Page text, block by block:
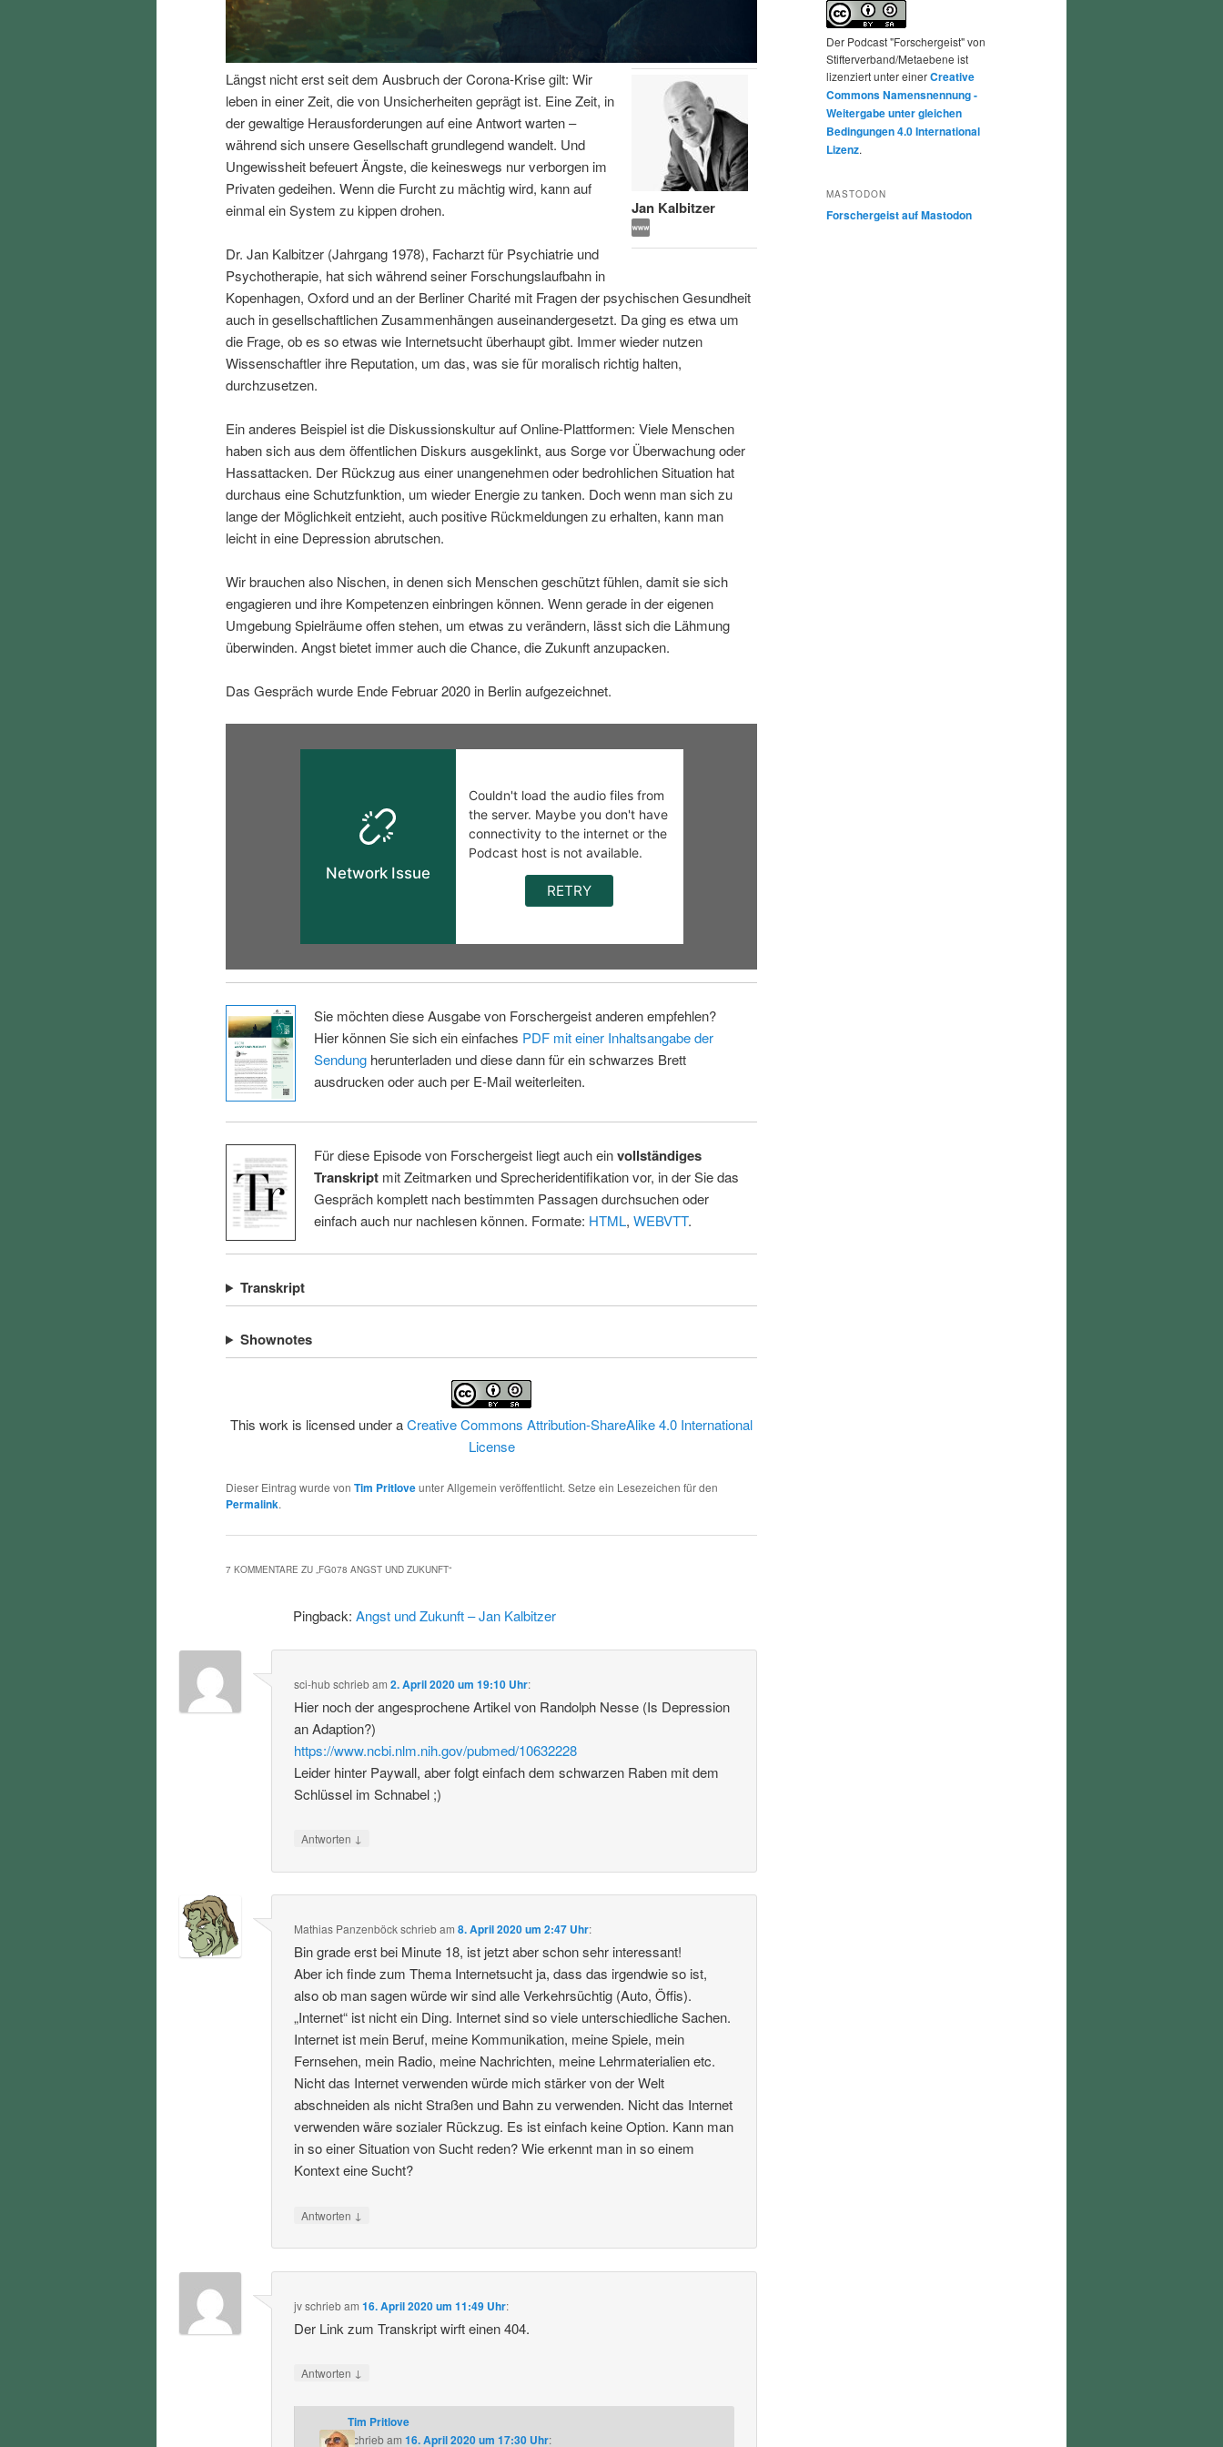
I
s
p
r
i
n
g
n
e
l
t
s
p
r
i
g
e
n
Jan Kalbitzer
Längst nicht erst seit dem Ausbruch der Corona-Krise gilt: Wir
leben in einer Zeit, die von Unsicherheiten geprägt ist. Eine Zeit, in
der gewaltige Herausforderungen auf eine Antwort warten –
während sich unsere Gesellschaft grundlegend wandelt. Und
Ungewissheit befeuert Ängste, die keineswegs nur verborgen im
Privaten gedeihen. Wenn die Furcht zu mächtig wird, kann auf
einmal ein System zu kippen drohen.
Dr. Jan Kalbitzer (Jahrgang 1978), Facharzt für Psychiatrie und
Psychotherapie, hat sich während seiner Forschungslaufbahn in
Kopenhagen, Oxford und an der Berliner Charité mit Fragen der psychischen Gesundheit
auch in gesellschaftlichen Zusammenhängen auseinandergesetzt. Da ging es etwa um
die Frage, ob es so etwas wie Internetsucht überhaupt gibt. Immer wieder nutzen
Wissenschaftler ihre Reputation, um das, was sie für moralisch richtig halten,
durchzusetzen.
Ein anderes Beispiel ist die Diskussionskultur auf Online-Plattformen: Viele Menschen
haben sich aus dem öffentlichen Diskurs ausgeklinkt, aus Sorge vor Überwachung oder
Hassattacken. Der Rückzug aus einer unangenehmen oder bedrohlichen Situation hat
durchaus eine Schutzfunktion, um wieder Energie zu tanken. Doch wenn man sich zu
lange der Möglichkeit entzieht, auch positive Rückmeldungen zu erhalten, kann man
leicht in eine Depression abrutschen.
Wir brauchen also Nischen, in denen sich Menschen geschützt fühlen, damit sie sich
engagieren und ihre Kompetenzen einbringen können. Wenn gerade in der eigenen
Umgebung Spielräume offen stehen, um etwas zu verändern, lässt sich die Lähmung
überwinden. Angst bietet immer auch die Chance, die Zukunft anzupacken.
Das Gespräch wurde Ende Februar 2020 in Berlin aufgezeichnet.
Sie möchten diese Ausgabe von Forschergeist anderen empfehlen?
Hier können Sie sich ein einfaches PDF mit einer Inhaltsangabe der
Sendungherunterladen und diese dann für ein schwarzes Brett
ausdrucken oder auch per E-Mail weiterleiten.
Für diese Episode von Forschergeist liegt auch einvollständiges
Transkriptmit Zeitmarken und Sprecheridentifikation vor, in der Sie das
Gespräch komplett nach bestimmten Passagen durchsuchen oder
einfach auch nur nachlesen können. Formate: HTML, WEBVTT.
Transkript
Shownotes
This work is licensed under aCreative Commons Attribution-ShareAlike 4.0 International
License
Dieser Eintrag wurde von Tim Pritloveunter Allgemein veröffentlicht. Setze ein Lesezeichen für den
Permalink.
7 KOMMENTARE ZU „FG078 ANGST UND ZUKUNFT“
Pingback:Angst und Zukunft – Jan Kalbitzer
sci-hubschriebam2. April 2020 um 19:10 Uhr:
Hier noch der angesprochene Artikel von Randolph Nesse (Is Depression
an Adaption?)
https://www.ncbi.nlm.nih.gov/pubmed/10632228
Leider hinter Paywall, aber folgt einfach dem schwarzen Raben mit dem
Schlüssel im Schnabel ;)
Antworten ↓
Mathias Panzenböckschriebam8. April 2020 um 2:47 Uhr:
Bin grade erst bei Minute 18, ist jetzt aber schon sehr interessant!
Aber ich finde zum Thema Internetsucht ja, dass das irgendwie so ist,
also ob man sagen würde wir sind alle Verkehrsüchtig (Auto, Öffis).
„Internet“ ist nicht ein Ding. Internet sind so viele unterschiedliche Sachen.
Internet ist mein Beruf, meine Kommunikation, meine Spiele, mein
Fernsehen, mein Radio, meine Nachrichten, meine Lehrmaterialien etc.
Nicht das Internet verwenden würde mich stärker von der Welt
abschneiden als nicht Straßen und Bahn zu verwenden. Nicht das Internet
verwenden wäre sozialer Rückzug. Es ist einfach keine Option. Kann man
in so einer Situation von Sucht reden? Wie erkennt man in so einem
Kontext eine Sucht?
Antworten ↓
jvschriebam16. April 2020 um 11:49 Uhr:
Der Link zum Transkript wirft einen 404.
Antworten ↓
Tim Pritlove
schriebam 16. April 2020 um 17:30 Uhr:
Der Podcast "Forschergeist" von
Stifterverband/Metaebene ist
lizenziert unter einerCreative
Commons Namensnennung -
Weitergabe unter gleichen
Bedingungen 4.0 International
Lizenz.
MASTODON
Forschergeist auf Mastodon